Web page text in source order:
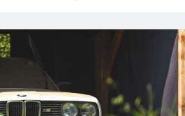
|